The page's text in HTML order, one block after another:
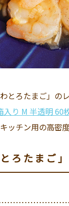
とろたまご」の
入り M 半透明 60
ッチン用の高密
ろたまご